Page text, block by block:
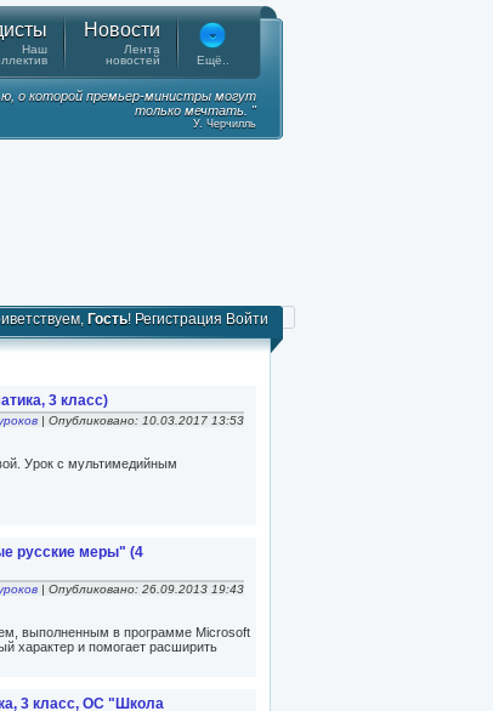
Наш
Новости
Лента
новостей
Ещё..
о которой премьер-министры могут
только мечтать. "
У. Черчилль
Гость! Регистрация Войти
3 класс)
| Опубликовано: 10.03.2017 13:53
Урок с мультимедийным
русские меры" (4
| Опубликовано: 26.09.2013 19:43
выполненным в программе Microsoft
характер и помогает расширить
3 класс, ОС "Школа